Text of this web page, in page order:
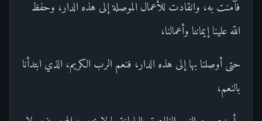
فآمنت به، وانقادت للأعمال الموصلة إلى هذه الدار، وحفظ
اللّه علينا إيماننا وأعمالنا،
حتى أوصلنا بها إلى هذه الدار، فنعم الرب الكريم، الذي ابتدأنا
بالنعم،